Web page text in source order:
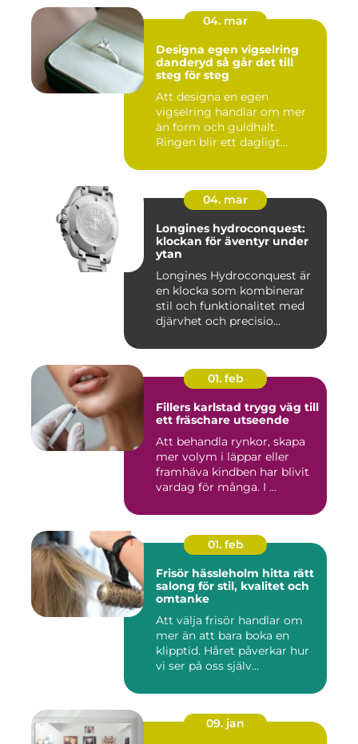
04. mar
Designa egen vigselring
danderyd så går det till
steg för steg
Att designa en egen
vigselring handlar om mer
än form och guldhalt.
Ringen blir ett dagligt
04. mar
Longines hydroconquest:
klockan för äventyr under
ytan
Longines Hydroconquest är
en klocka som kombinerar
stil och funktionalitet med
djärvhet och precisio...
01. feb
Fillers karlstad trygg väg till
ett fräschare utseende
Att behandla rynkor, skapa
mer volym i läppar eller
framhäva kindben har blivit
vardag för många. I ...
01. feb
Frisör hässleholm hitta rätt
salong för stil, kvalitet och
omtanke
Att välja frisör handlar om
mer än att bara boka en
klipptid. Håret påverkar hur
vi ser på oss själv...
09. jan